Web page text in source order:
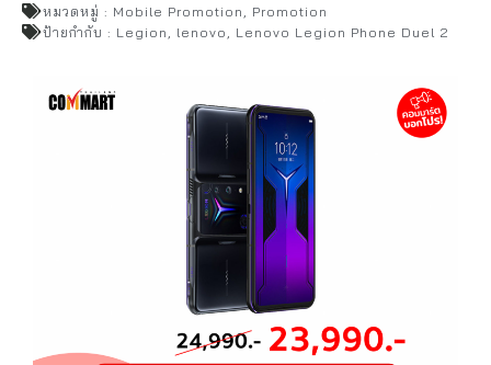
หมวดหมู่ : Mobile Promotion
Promotion
ป้ายกำกับ : Legion lenovo Lenovo Legion Phone Duel 2